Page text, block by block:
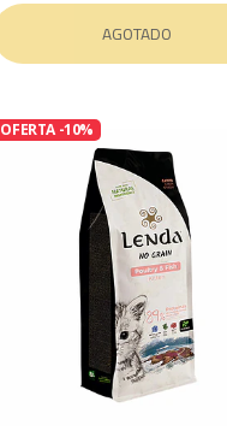
AGOTADO
OFERTA -10%